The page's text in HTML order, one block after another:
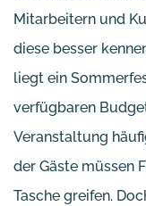
Mitarbeitern und
diese besser
liegt ein
verfügbaren
Veranstaltung
der Gäste müssen
Tasche greifen.